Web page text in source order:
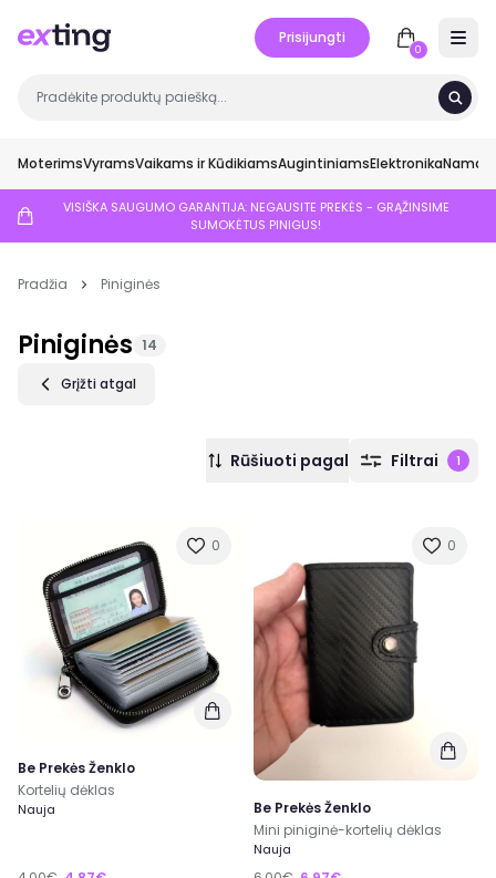
Prisijungti
0
MoterimsVyramsVaikams ir KūdikiamsAugintiniamsElektronikaNamai
VISIŠKA SAUGUMO GARANTIJA: NEGAUSITE PREKĖS - GRĄŽINSIME
SUMOKĖTUS PINIGUS!
Pradžia Piniginės
Piniginės 14
Grįžti atgal
Rūšiuoti pagal Filtrai 1
0
Be Prekės Ženklo
Kortelių dėklas
Nauja
0
Be Prekės Ženklo
Mini piniginė-kortelių dėklas
Nauja